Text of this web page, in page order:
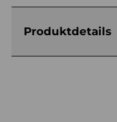
Produktdetails